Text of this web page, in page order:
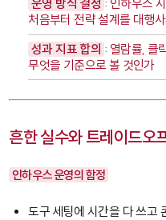
운영 방식 결정 : 인하우스
처음부터 전략 설계를 대행
성과 지표 합의 : 열람률, 클
무엇을 기준으로 볼 것인가
흔한 실수와 트레이드오
인하우스 운영의 함정
도구 세팅에 시간을 다 쓰고